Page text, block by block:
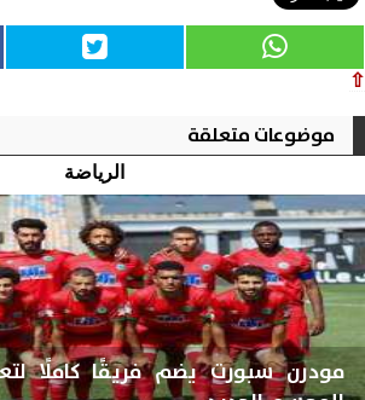
⇧
موضوعات متعلقة
الرياضة
مودرن سبورت يضم فريقًا كاملًا